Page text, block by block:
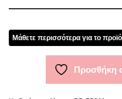
Μάθετε περισσότερα για το
Προσθήκη